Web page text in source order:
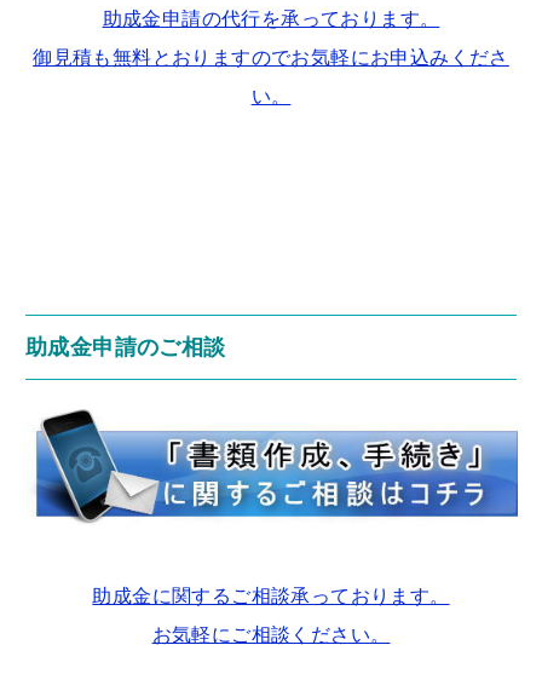
助成金申請の代行を承っております。
御見積も無料とおりますのでお気軽にお申込みくださ
い。
助成金申請のご相談
助成金に関するご相談承っております。
お気軽にご相談ください。